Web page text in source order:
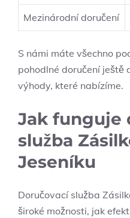
Mezinárodní doručení
S námi máte všechno
pohodlné doručení⁣ ještě
výhody, které nabízíme.
Jak funguje
služba
Jeseníku
Doručovací služba
široké možnosti, jak